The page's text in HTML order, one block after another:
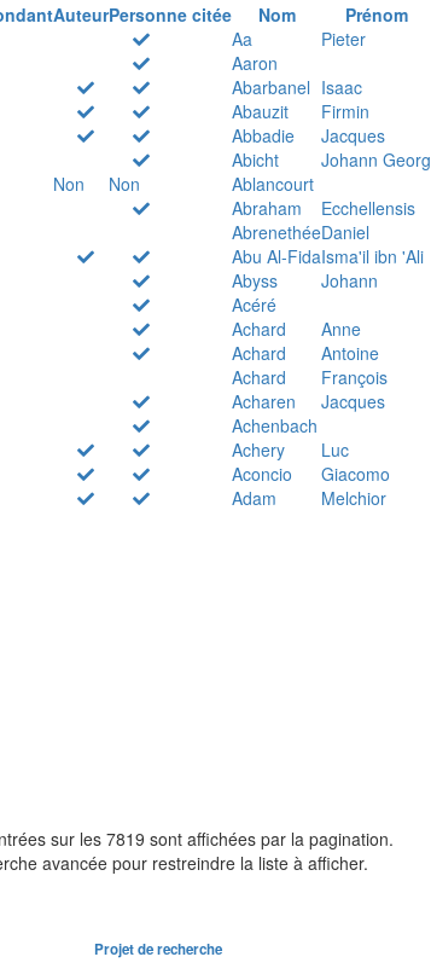
AuteurPersonne citée Nom
Prénom
Aa
Pieter
Aaron
Abarbanel Isaac
Abauzit
Firmin
Abbadie
Jacques
Abicht
Johann Georg
Non Non
Ablancourt
Abraham
Ecchellensis
AbrenethéeDaniel
Abu Al-FidaIsma'il ibn 'Ali
Abyss
Johann
Acéré
Achard
Anne
Achard
Antoine
Achard
François
Acharen
Jacques
Achenbach
Achery
Luc
Aconcio
Giacomo
Adam
Melchior
sur les 7819 sont affichées par la pagination.
avancée pour restreindre la liste à afficher.
Projet de recherche